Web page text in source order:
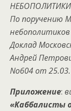
НЕБОПОЛИТИКИ
По поручению
небополитиков
Доклад
Андрей
No604 от
Приложение:
«Каббалисты